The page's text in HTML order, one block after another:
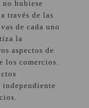
no hubiese
través de las
de cada uno
la
aspectos de
los comercios.
independiente